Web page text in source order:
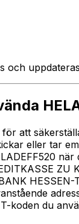
och
att
eller tar
när
ZU
HESSEN-
koden du